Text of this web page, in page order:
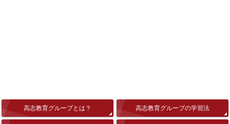
高志教育グループとは？ 高志教育グループの学習法